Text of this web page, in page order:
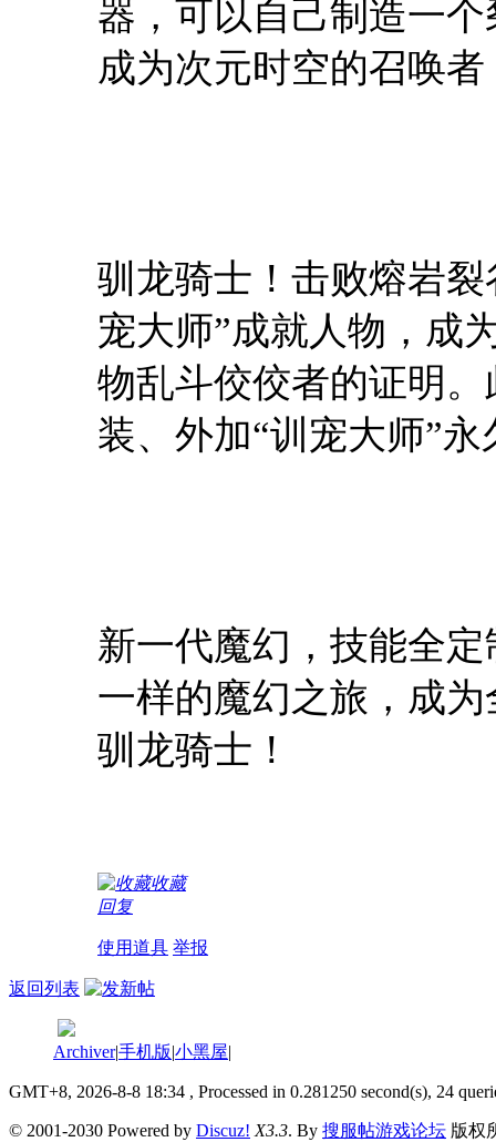
器，可以自己制造一
成为次元时空的召唤者
驯龙骑士！击败熔岩
宠大师”成就人物，成
物乱斗佼佼者的证明
装、外加“训宠大师”
新一代魔幻，技能全
一样的魔幻之旅，成
驯龙骑士！
收藏
回复
使用道具 举报
返回列表
Archiver|手机版|小黑屋|
GMT+8, 2026-8-8 18:34 , Processed in 0.281250 second(s), 24
© 2001-2030 Powered by Discuz! X3.3. By 搜服帖游戏论坛 版权